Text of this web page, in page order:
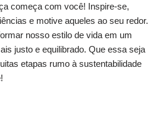
‍começa com​ você! Inspire-se,
e motive aqueles ao ​seu ⁣redor.
nosso estilo ‍de vida em um
⁤justo ⁢e equilibrado. Que essa seja
etapas rumo⁤ à sustentabilidade